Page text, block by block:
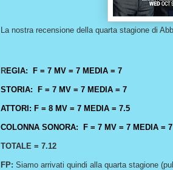
La nostra recensione della quarta stagione di
REGIA: F = 7 MV = 7 MEDIA = 7
STORIA: F = 7 MV = 7 MEDIA = 7
ATTORI: F = 8 MV = 7 MEDIA = 7.5
COLONNA SONORA: F = 7 MV = 7 MEDIA = 7
TOTALE = 7.12
FP: Siamo arrivati quindi alla quarta stagione